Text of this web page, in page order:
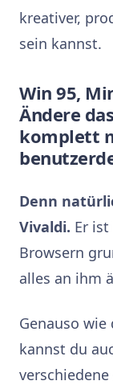
kreativer,
sein kannst.
Win 95,
Ändere
komplett
Denn
Vivaldi. Er
Browsern
alles an ihm
Genauso
kannst du